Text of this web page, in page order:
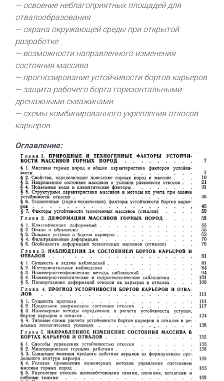
— освоение неблагоприятных площадей для
отвалообразования
— охрана окружающей среды при открытой
разработке
— возможности направленного изменения
состояния массива
— прогнозирование устойчивости бортов карьеров
— защита рабочего борта горизонтальными
дренажными скважинами
— схемы комбинированного укрепления откосов
карьеров
Оглавление: